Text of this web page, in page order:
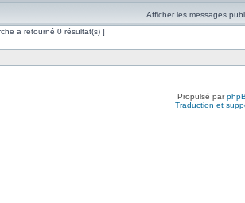
Afficher les messages
a retourné 0 résultat(s) ]
Propulsé par
Traduction et